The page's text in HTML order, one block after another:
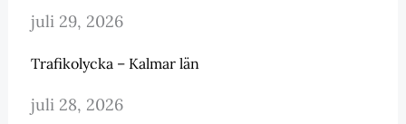
juli 29, 2026
Trafikolycka – Kalmar län
juli 28, 2026